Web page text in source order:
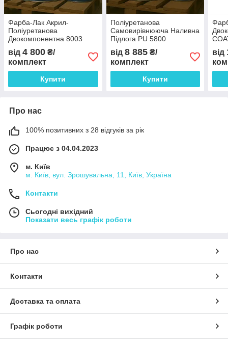
Фарба-Лак Акрил-
Поліуретанова
Двокомпонентна 8003
ACRYLIC PU 2K
STANCOLAC, 4Л + 2Л
від 4 800 ₴/
комплект
Купити
Поліуретанова
Самовирівнююча Наливна
Підлога PU 5800
SELFLEVELLING
COATING STANCOLAC,
9КГ/10КГ + 2,5КГ
від 8 885₴/
комплект
Купити
від
Про нас
100% позитивних з 28 відгуків за рік
Працює з 04.04.2023
м. Київ
м. Київ, вул. Зрошувальна, 11, Київ, Україна
Контакти
Сьогодні вихідний
Показати весь графік роботи
Про нас
Контакти
Доставка та оплата
Графік роботи